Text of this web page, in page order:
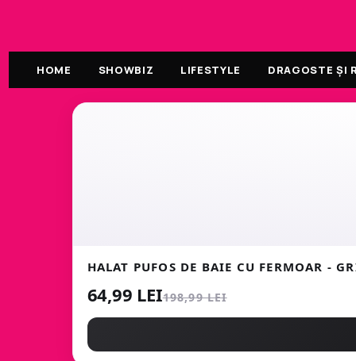
HOME SHOWBIZ LIFESTYLE DRAGOSTE ȘI
HALAT PUFOS DE BAIE CU FERMOAR -
64,99 LEI198,99 LEI